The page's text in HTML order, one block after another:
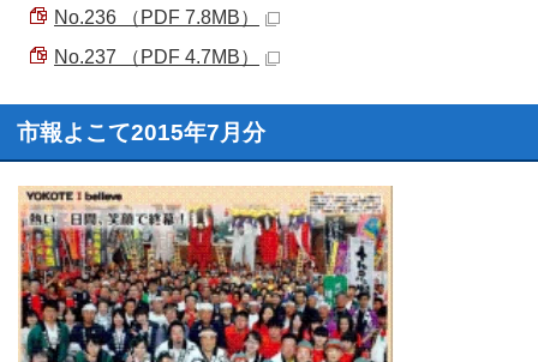
No.236 （PDF 7.8MB）
No.237 （PDF 4.7MB）
市報よこて2015年7月分